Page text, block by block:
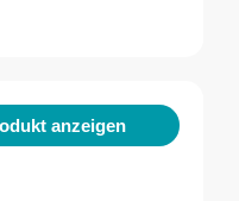
anzeigen